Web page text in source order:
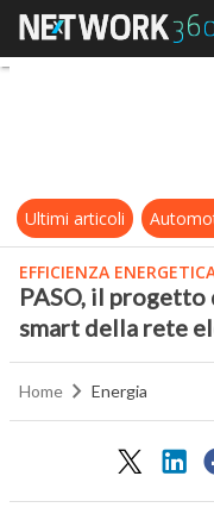
Ultimi articoli
EFFICIENZA
PASO, il
smart della rete
Home Energia